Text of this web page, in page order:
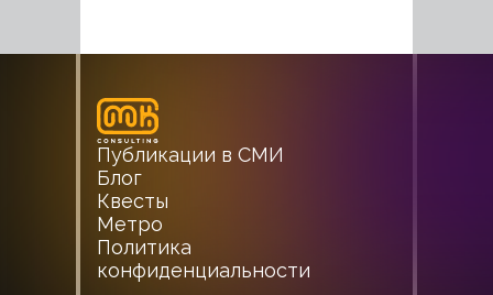
Публикации в СМИ
Блог
Квесты
Метро
Политика
конфиденциальности